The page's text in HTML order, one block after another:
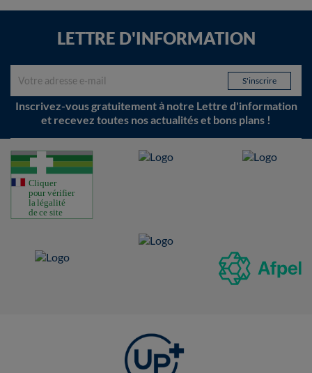
LETTRE D'INFORMATION
Inscrivez-vous gratuitement à notre Lettre d'information
et recevez toutes nos actualités et bons plans !